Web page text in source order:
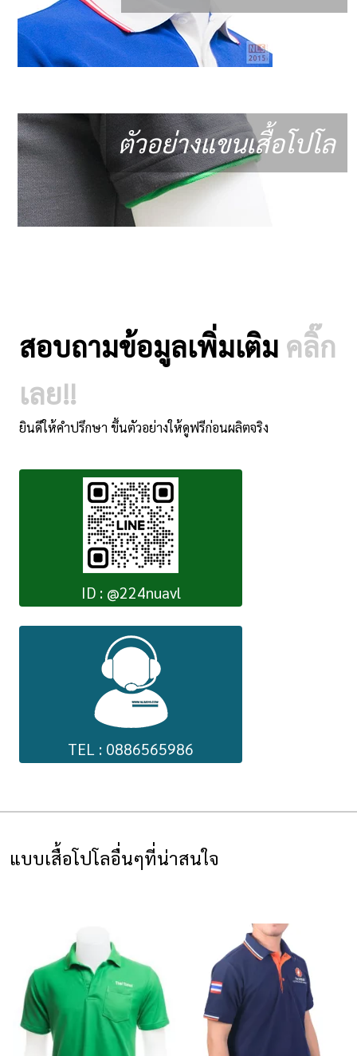
ตัวอย่างแขนเสื้อโปโล
สอบถามข้อมูลเพิ่มเติม คลิ๊ก
เลย!!
ยินดีให้คำปรึกษา ขึ้นตัวอย่างให้ดูฟรีก่อนผลิตจริง
ID : @224nuavl
TEL : 0886565986
แบบเสื้อโปโลอื่นๆที่น่าสนใจ